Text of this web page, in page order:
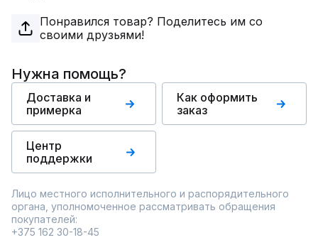
Понравился товар? Поделитесь им со
своими друзьями!
Нужна помощь?
Доставка и
примерка
Как оформить
заказ
Центр
поддержки
Лицо местного исполнительного и распорядительного
органа, уполномоченное рассматривать обращения
покупателей:
+375 162 30-18-45